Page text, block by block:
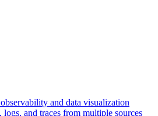
and data visualization
and traces from multiple sources